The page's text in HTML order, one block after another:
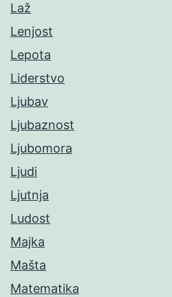
Laž
Lenjost
Lepota
Liderstvo
Ljubav
Ljubaznost
Ljubomora
Ljudi
Ljutnja
Ludost
Majka
Mašta
Matematika